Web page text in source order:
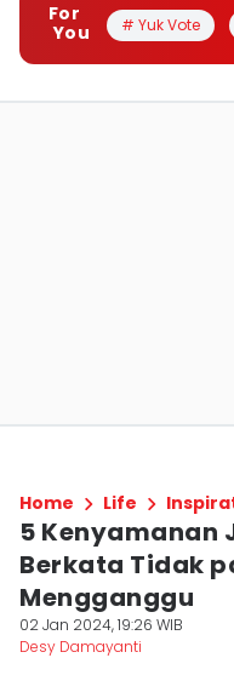
For
You
# Yuk Vote
Home Life
5 Kenyamanan
Berkata Tidak
Mengganggu
02 Jan 2024, 19:26 WIB
Desy Damayanti